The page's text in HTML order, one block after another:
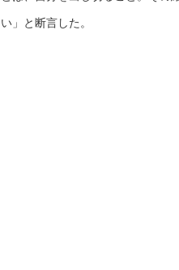
い」と断言した。